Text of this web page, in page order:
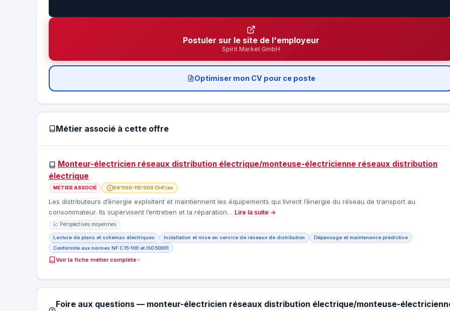
Postuler sur le site de l'employeur
Spirit Market GmbH
Optimiser mon CV pour ce poste
Métier associé à cette offre
Monteur-électricien réseaux distribution électrique/monteuse-électricienne réseaux distribution
électrique
MÉTIER ASSOCIÉ 59'000–115'000 CHF/an
Les distributeurs d’énergie exploitent et maintiennent les équipements qui livrent l’énergie du réseau de transport au
consommateur. Ils supervisent l’entretien et la réparation… Lire la suite →
📈 Perspectives moyennes
Lecture de plans et schémas électriques Installation et mise en service de réseaux de distribution
Dépannage et maintenance prédictive
Conformité aux normes NF C 15-100 et ISO 50001
Voir la fiche métier complète
Foire aux questions — monteur-électricien réseaux distribution électrique/monteuse-